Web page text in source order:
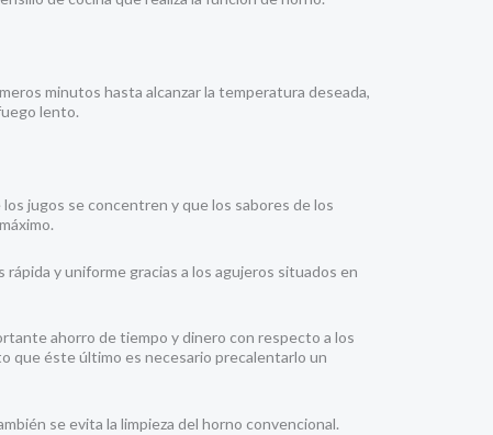
minutos hasta alcanzar la temperatura deseada,
lento.
jugos se concentren y que los sabores de los
rápida y uniforme gracias a los agujeros situados en
ahorro de tiempo y dinero con respecto a los
que éste último es necesario precalentarlo un
se evita la limpieza del horno convencional.